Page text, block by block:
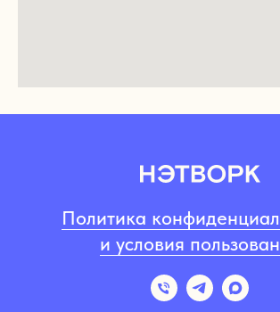
Политика
и условия